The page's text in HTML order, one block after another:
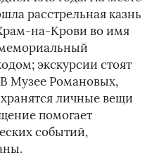
расстрельная казнь
на-Крови во имя
экскурсии стоят
В Музее Романовых,
личные вещи
помогает
событий,